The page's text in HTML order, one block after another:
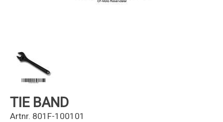
TIE BAND
Artnr. 801F-100101